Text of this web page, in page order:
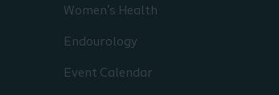
Women's Health
Endourology
Event Calendar